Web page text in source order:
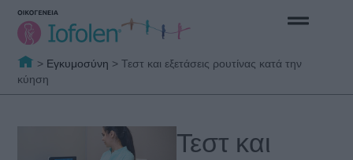
> Εγκυμοσύνη >Τεστ και εξετάσεις ρουτίνας κατά την
κύηση
Τεστ και